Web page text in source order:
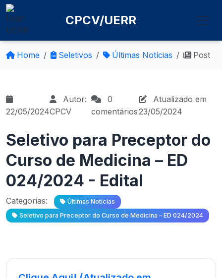
CPCV/UERR
Home Seletivos Últimas Notícias Post
22/05/2024
Autor:
CPCV
0
comentários
Atualizado em
23/05/2024
Seletivo para Preceptor do
Curso de Medicina – ED
024/2024 - Edital
Categorias:
Últimas Notícias
Seletivo para Preceptor do Curso de Medicina – ED 024/2024